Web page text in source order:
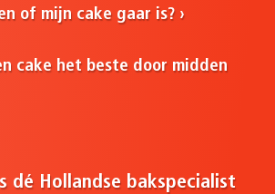
of mijn cake gaar is?
cake het beste door midden
dé Hollandse bakspecialist